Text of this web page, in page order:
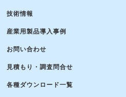
技術情報
産業用製品導入事例
お問い合わせ
見積もり・調査問合せ
各種ダウンロード一覧